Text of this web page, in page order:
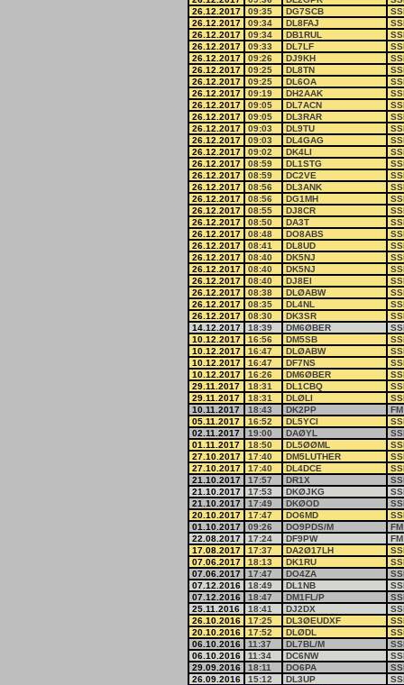
26.12.2017
09:35 DG7SCB
26.12.2017
09:34 DL8FAJ
26.12.2017
09:34 DB1RUL
26.12.2017
09:33 DL7LF
26.12.2017
09:26 DJ9KH
26.12.2017
09:25 DL8TN
26.12.2017
09:25 DL6OA
26.12.2017
09:19 DH2AAK
26.12.2017
09:05 DL7ACN
26.12.2017
09:05 DL3RAR
26.12.2017
09:03 DL9TU
26.12.2017
09:03 DL4GAG
26.12.2017
09:02 DK4LI
26.12.2017
08:59 DL1STG
26.12.2017
08:59 DC2VE
26.12.2017
08:56 DL3ANK
26.12.2017
08:56 DG1MH
26.12.2017
08:55 DJ8CR
26.12.2017
08:50 DA3T
26.12.2017
08:48 DO8ABS
26.12.2017
08:41 DL8UD
26.12.2017
08:40 DK5NJ
26.12.2017
08:40 DK5NJ
26.12.2017
08:40 DJ8EI
26.12.2017
08:38 DLØABW
26.12.2017
08:35 DL4NL
26.12.2017
08:30 DK3SR
14.12.2017
18:39 DM6ØBER
10.12.2017
16:56 DM5SB
10.12.2017
16:47 DLØABW
10.12.2017
16:47 DF7NS
10.12.2017
16:26 DM6ØBER
29.11.2017
18:31 DL1CBQ
29.11.2017
18:31 DLØLI
10.11.2017
18:43 DK2PP
FM
05.11.2017
16:52 DL5YCI
02.11.2017
19:00 DAØYL
01.11.2017
18:50 DL5ØØML
27.10.2017
17:40 DM5LUTHER
27.10.2017
17:40 DL4DCE
21.10.2017
17:57 DR1X
21.10.2017
17:53 DKØJKG
21.10.2017
17:49 DKØOD
20.10.2017
17:47 DO6MD
01.10.2017
09:26 DO9PDS/M
FM
22.08.2017
17:24 DF9PW
FM
17.08.2017
17:37 DA2Ø17LH
07.06.2017
18:13 DK1RU
07.06.2017
17:47 DO4ZA
07.12.2016
18:49 DL1NB
07.12.2016
18:47 DM1FL/P
25.11.2016
18:41 DJ2DX
26.10.2016
17:25 DL3ØEUDXF
20.10.2016
17:52 DLØDL
06.10.2016
11:37 DL7BL/M
06.10.2016
11:34 DC6NW
29.09.2016
18:11 DO6PA
26.09.2016
15:12 DL3UP